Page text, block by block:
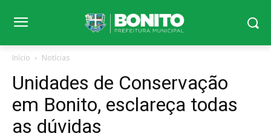
Início Notícias
Unidades de Conservação
em Bonito, esclareça todas
as dúvidas